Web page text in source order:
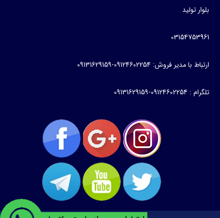
بلوار تولید
03154753961
ارتباط با مدیر فروش: 09124602254-09131629159
تلگرام : 09124602254-09131629159